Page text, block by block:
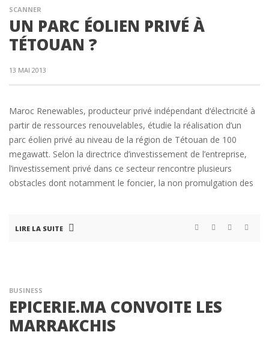
SCANNER
UN PARC ÉOLIEN PRIVÉ À
TÉTOUAN ?
13 MAI 2013
Maroc Renewables, producteur privé indépendant d‘électricité à
partir de ressources renouvelables, étudie la réalisation d’un
parc éolien privé au niveau de la région de Tétouan de 100
megawatt. Selon la directrice d’investissement de l’entreprise,
l’investissement privé dans ce secteur rencontre plusieurs
obstacles dont notamment le foncier, la non promulgation des
LIRE LA SUITE
BUSINESS
EPICERIE.MA CONVOITE LES
MARRAKCHIS